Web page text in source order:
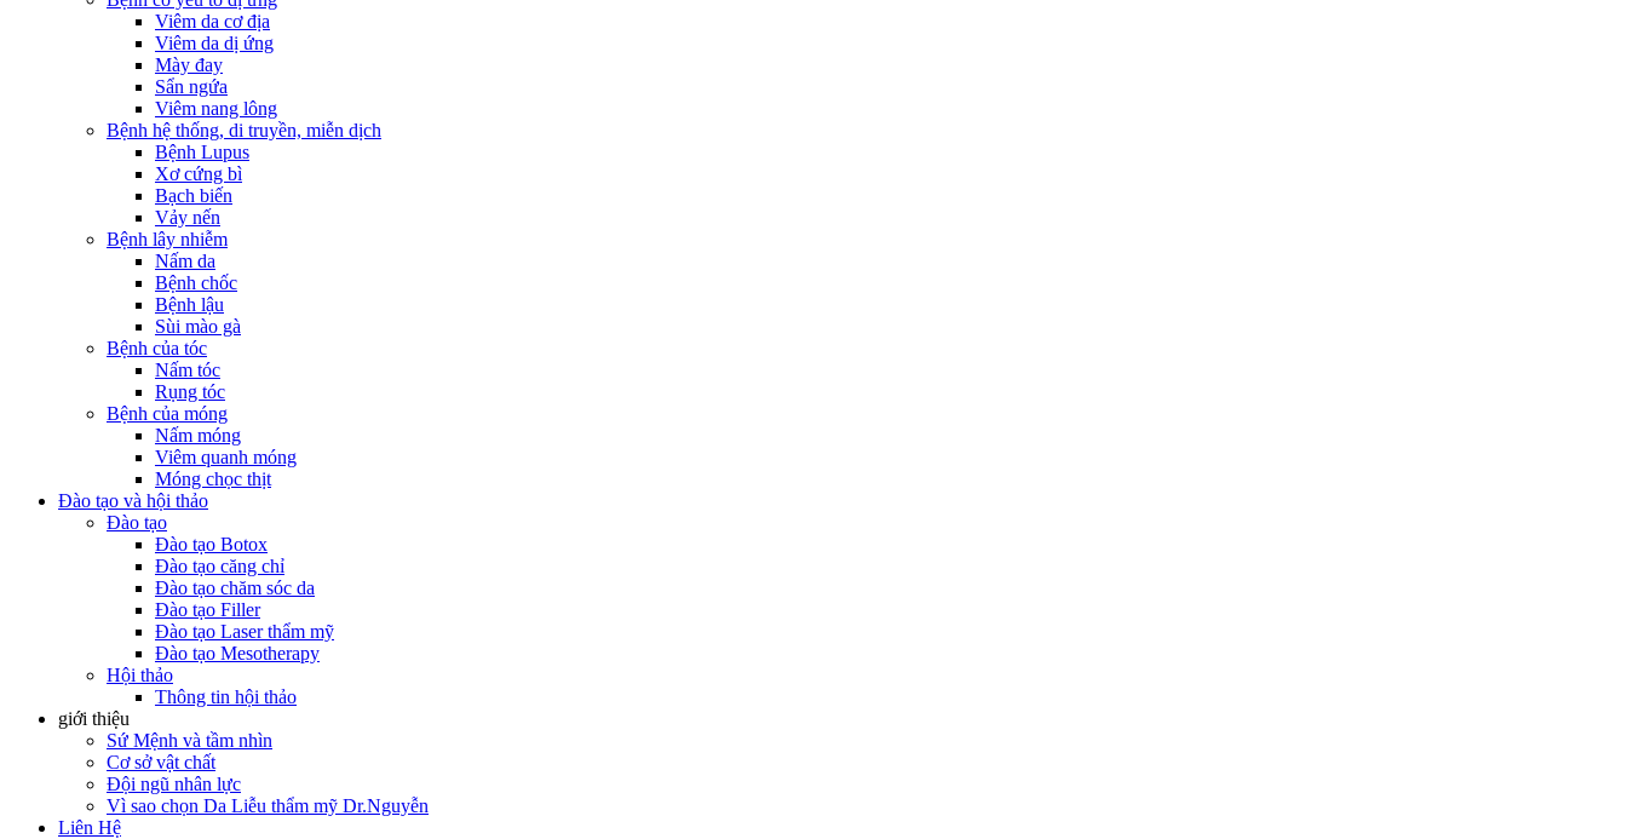
Viêm da cơ địa
Viêm da dị ứng
Mày đay
Sẩn ngứa
Viêm nang lông
Bệnh hệ thống, di truyền, miễn dịch
Bệnh Lupus
Xơ cứng bì
Bạch biến
Vảy nến
Bệnh lây nhiễm
Nấm da
Bệnh chốc
Bệnh lậu
Sùi mào gà
Bệnh của tóc
Nấm tóc
Rụng tóc
Bệnh của móng
Nấm móng
Viêm quanh móng
Móng chọc thịt
Đào tạo và hội thảo
Đào tạo
Đào tạo Botox
Đào tạo căng chỉ
Đào tạo chăm sóc da
Đào tạo Filler
Đào tạo Laser thẩm mỹ
Đào tạo Mesotherapy
Hội thảo
Thông tin hội thảo
giới thiệu
Sứ Mệnh và tầm nhìn
Cơ sở vật chất
Đội ngũ nhân lực
Vì sao chọn Da Liễu thẩm mỹ Dr.Nguyễn
Liên Hệ